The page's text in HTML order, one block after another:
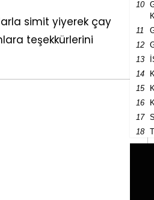
simit yiyerek çay
teşekkürlerini
10
11
12
13
14
15
16
17
18